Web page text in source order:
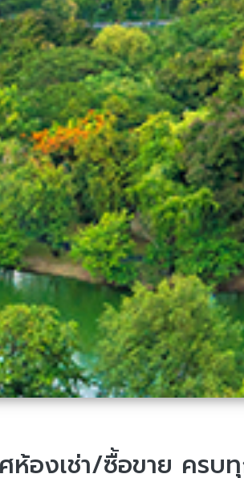
ห้องเช่า/ซื้อขาย ครบ